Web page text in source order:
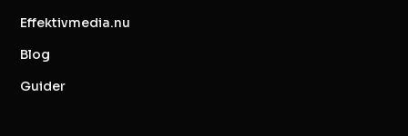
Effektivmedia.nu
Blog
Guider